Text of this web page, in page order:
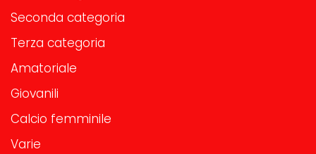
Seconda categoria
Terza categoria
Amatoriale
Giovanili
Calcio femminile
Varie